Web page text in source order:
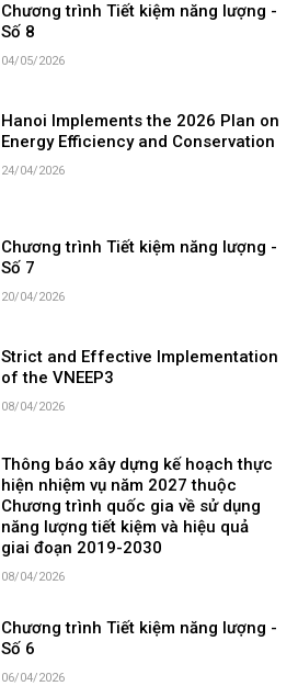
Chương trình Tiết kiệm năng lượng -
Số 8
04/05/2026
Hanoi Implements the 2026 Plan on
Energy Efficiency and Conservation
24/04/2026
Chương trình Tiết kiệm năng lượng -
Số 7
20/04/2026
Strict and Effective Implementation
of the VNEEP3
08/04/2026
Thông báo xây dựng kế hoạch thực
hiện nhiệm vụ năm 2027 thuộc
Chương trình quốc gia về sử dụng
năng lượng tiết kiệm và hiệu quả
giai đoạn 2019-2030
08/04/2026
Chương trình Tiết kiệm năng lượng -
Số 6
06/04/2026